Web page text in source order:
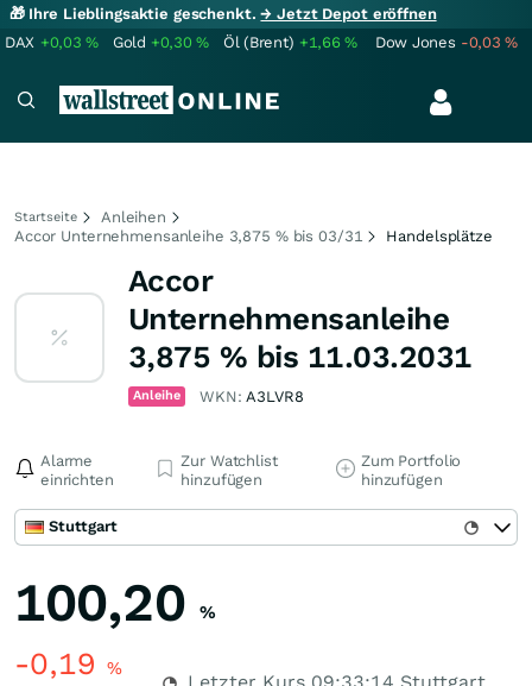
🎁 Ihre Lieblingsaktie geschenkt.→ Jetzt Depot eröffnen
DAX +0,03% Gold +0,30% Öl (Brent) +1,66% Dow Jones -0,03%
Startseite
Anleihen
Accor Unternehmensanleihe 3,875 % bis 03/31
Handelsplätze
Accor
Unternehmensanleihe
3,875 % bis 11.03.2031
Anleihe WKN:A3LVR8
Alarme
einrichten
Zur Watchlist
hinzufügen
Zum Portfolio
hinzufügen
Stuttgart
100,20 %
-0,19 %